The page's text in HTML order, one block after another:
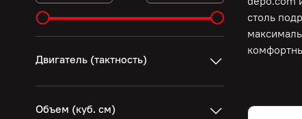
столь
Двигатель (тактность)
Объем (куб. см)